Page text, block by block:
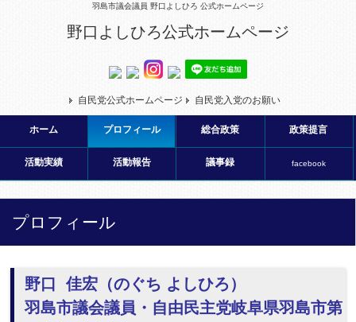
羽島市議会議員 野口よしひろ 公式ホームページ
野口よしひろ公式ホームページ
自民党公式ホームページ 自民党入党のお願い
ホーム プロフィール 総合政策 政策提言
活動実績 活動報告 議事録 facebook
プロフィール
野口 佳宏（のぐち よしひろ）
羽島市議会議員・自由民主党岐阜県羽島市第